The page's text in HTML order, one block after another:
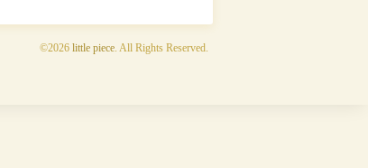
©2026 little piece . All Rights Reserved.